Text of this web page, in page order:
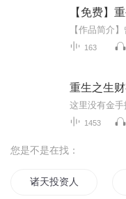
163
1453
您是不是在找：
诸天投资人